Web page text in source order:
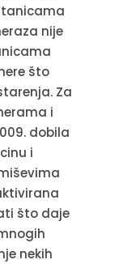
nije
što
Za
i
dobila
i
što daje
nekih